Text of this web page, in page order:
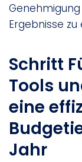
Ergebnisse zu
Schritt
Tools
eine
Jahr